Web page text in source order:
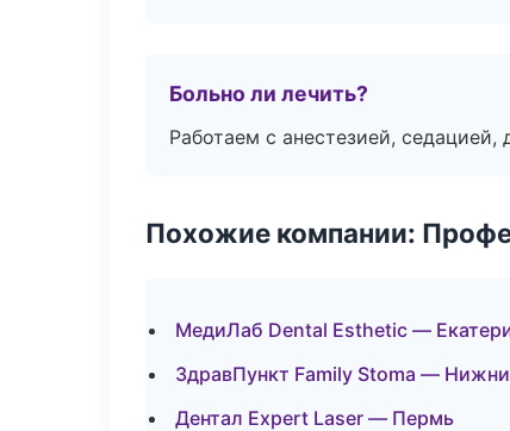
Больно ли лечить?
Работаем с анестезией,
Похожие компании:
МедиЛаб Dental Esthetic —
ЗдравПункт Family Stoma —
Дентал Expert Laser — Пермь